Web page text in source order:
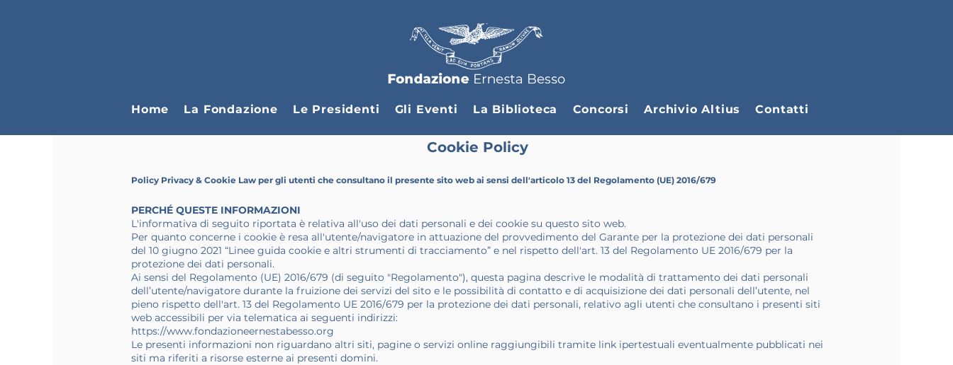
Home La Fondazione Le Presidenti Gli Eventi La Biblioteca Concorsi Archivio Altius Contatti
Cookie Policy
Policy Privacy & Cookie Law per gli utenti che consultano il presente sito web ai sensi dell'articolo 13 del Regolamento (UE) 2016/679
PERCHÉ QUESTE INFORMAZIONI
L'informativa di seguito riportata è relativa all'uso dei dati personali e dei cookie su questo sito web.
Per quanto concerne i cookie è resa all'utente/navigatore in attuazione del provvedimento del Garante per la protezione dei dati personali
del 10 giugno 2021 “Linee guida cookie e altri strumenti di tracciamento” e nel rispetto dell'art. 13 del Regolamento UE 2016/679 per la
protezione dei dati personali.
Ai sensi del Regolamento (UE) 2016/679 (di seguito "Regolamento"), questa pagina descrive le modalità di trattamento dei dati personali
dell’utente/navigatore durante la fruizione dei servizi del sito e le possibilità di contatto e di acquisizione dei dati personali dell’utente, nel
pieno rispetto dell'art. 13 del Regolamento UE 2016/679 per la protezione dei dati personali, relativo agli utenti che consultano i presenti siti
web accessibili per via telematica ai seguenti indirizzi:
https://www.fondazioneernestabesso.org
Le presenti informazioni non riguardano altri siti, pagine o servizi online raggiungibili tramite link ipertestuali eventualmente pubblicati nei
siti ma riferiti a risorse esterne ai presenti domini.